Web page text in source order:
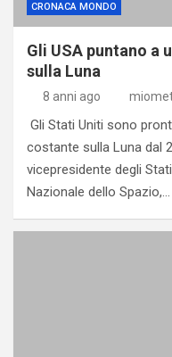
CRONACA MONDO
Gli USA puntano a
sulla Luna
8 anni ago
Gli Stati Uniti sono
costante sulla Luna dal
vicepresidente degli
Nazionale dello Spazio,…